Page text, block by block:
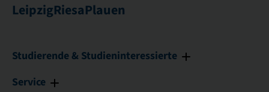
LeipzigRiesaPlauen
Studierende & Studieninteressierte
Service